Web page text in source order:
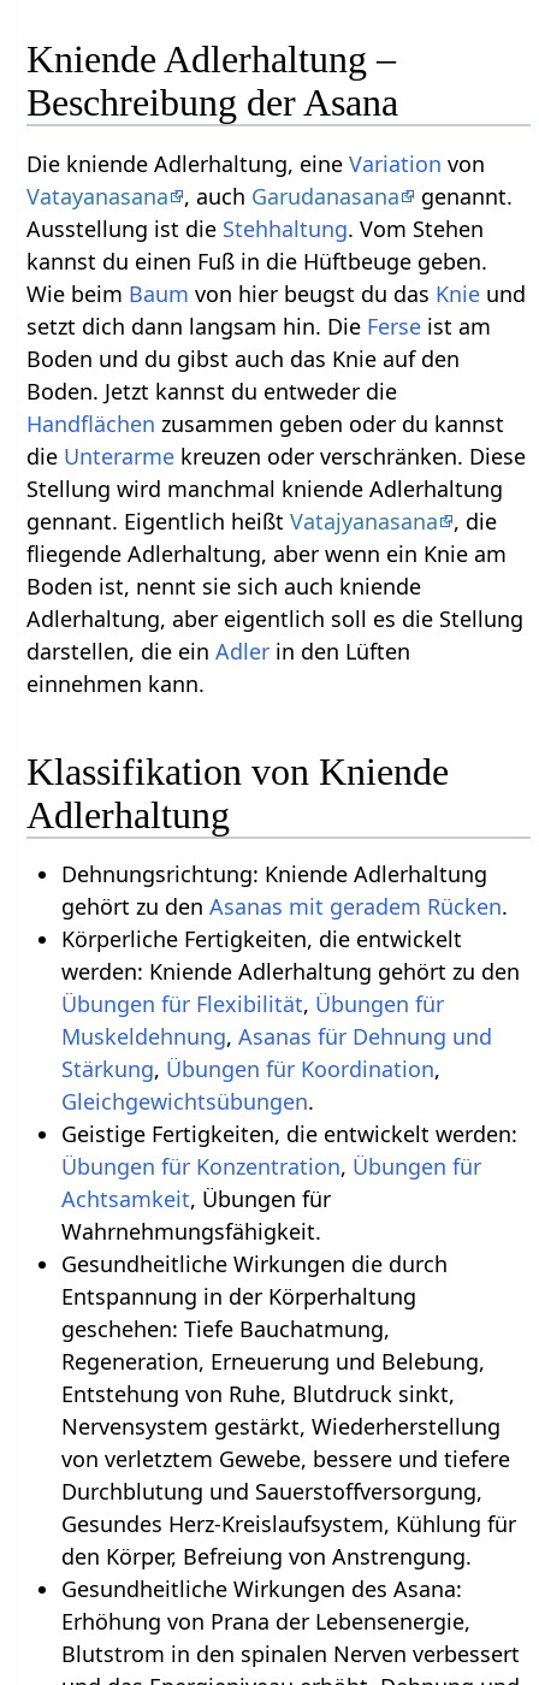
Kniende Adlerhaltung –
Beschreibung der Asana
Die kniende Adlerhaltung, eineVariation von
Vatayanasana
, auch Garudanasana
genannt.
Ausstellung ist die Stehhaltung. Vom Stehen
kannst du einen Fuß in die Hüftbeuge geben.
Wie beim Baum von hier beugst du das Knie und
setzt dich dann langsam hin. Die Ferse ist am
Boden und du gibst auch das Knie auf den
Boden. Jetzt kannst du entweder die
Handflächen zusammen geben oder du kannst
die Unterarme kreuzen oder verschränken. Diese
Stellung wird manchmal kniende Adlerhaltung
gennant. Eigentlich heißtVatajyanasana
, die
fliegende Adlerhaltung, aber wenn ein Knie am
Boden ist, nennt sie sich auch kniende
Adlerhaltung, aber eigentlich soll es die Stellung
darstellen, die einAdler in den Lüften
einnehmen kann.
Klassifikation von Kniende
Adlerhaltung
Dehnungsrichtung: Kniende Adlerhaltung
gehört zu den Asanas mit geradem Rücken.
Körperliche Fertigkeiten, die entwickelt
werden: Kniende Adlerhaltung gehört zu den
Übungen für Flexibilität, Übungen für
Muskeldehnung, Asanas für Dehnung und
Stärkung, Übungen für Koordination,
.
Geistige Fertigkeiten, die entwickelt werden:
Übungen für Konzentration, Übungen für
Achtsamkeit, Übungen für
Wahrnehmungsfähigkeit.
Gesundheitliche Wirkungen die durch
Entspannung in der Körperhaltung
geschehen‏‎: Tiefe Bauchatmung,
Regeneration, Erneuerung und Belebung,
Entstehung von Ruhe, Blutdruck sinkt,
Nervensystem gestärkt, Wiederherstellung
von verletztem Gewebe, bessere und tiefere
Durchblutung und Sauerstoffversorgung,
Gesundes Herz-Kreislaufsystem, Kühlung für
den Körper, Befreiung von Anstrengung.
Gesundheitliche Wirkungen des Asana:
Erhöhung von Prana der Lebensenergie,
Blutstrom in den spinalen Nerven verbessert